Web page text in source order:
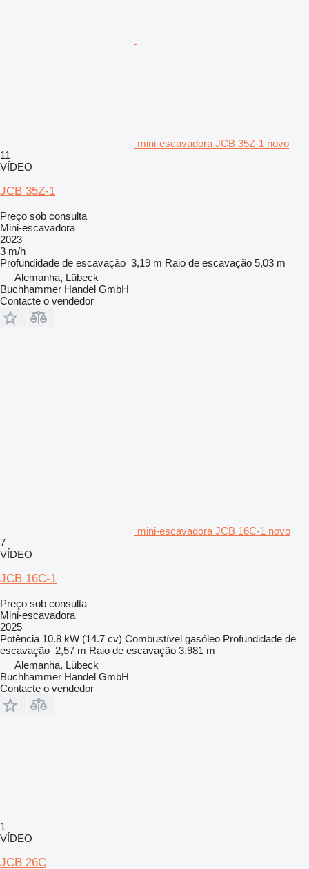
mini-escavadora JCB 35Z-1 novo
11
VÍDEO
JCB 35Z-1
Preço sob consulta
Mini-escavadora
2023
3 m/h
Profundidade de escavação 3,19 m Raio de escavação 5,03 m
Alemanha, Lübeck
Buchhammer Handel GmbH
Contacte o vendedor
mini-escavadora JCB 16C-1 novo
7
VÍDEO
JCB 16C-1
Preço sob consulta
Mini-escavadora
2025
Potência 10.8 kW (14.7 cv) Combustível gasóleo Profundidade de
escavação 2,57 m Raio de escavação 3.981 m
Alemanha, Lübeck
Buchhammer Handel GmbH
Contacte o vendedor
1
VÍDEO
JCB 26C